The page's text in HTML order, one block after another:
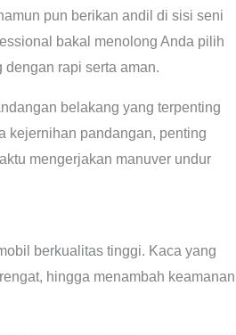
pun berikan andil di sisi seni
bakal menolong Anda pilih
rapi serta aman.
belakang yang terpenting
kejernihan pandangan, penting
mengerjakan manuver undur
berkualitas tinggi. Kaca yang
hingga menambah keamanan